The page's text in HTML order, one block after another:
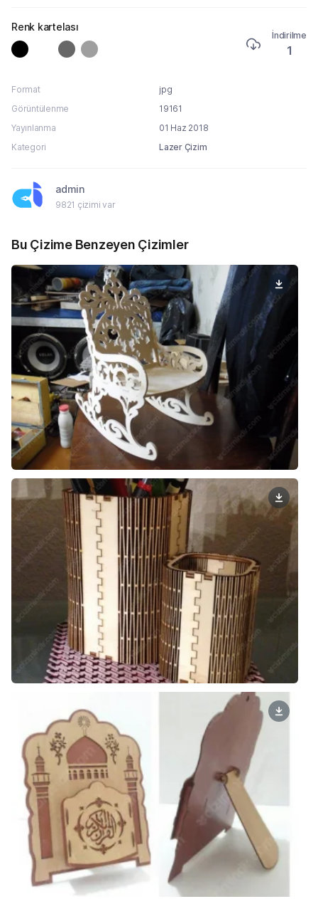
Renk kartelası
İndirilme
1
Format
jpg
Görüntülenme
19161
Yayınlanma
01 Haz 2018
Kategori
Lazer Çizim
admin
9821 çizimi var
Bu Çizime Benzeyen Çizimler